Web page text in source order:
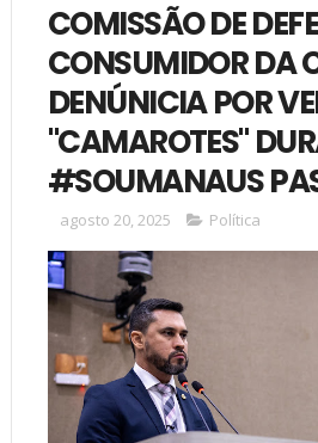
COMISSÃO DE
CONSUMIDOR DA
DENÚNICIA POR
"CAMAROTES"
#SOUMANAUS
agosto 20, 2025 Política